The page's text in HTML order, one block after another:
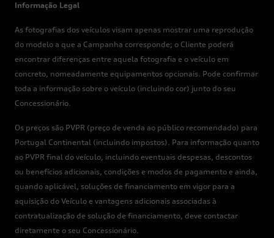
Informação Legal
As fotografias dos veículos visam apenas mostrar uma reprodução
do modelo a que a Campanha corresponde; o Cliente poderá
encontrar diferenças entre aquela fotografia e o veículo em
concreto, nomeadamente equipamentos opcionais. Pode confirmar
toda a informação sobre o veículo (incluindo cor) junto do seu
Concessionário.
Os preços são PVPR (preço de venda ao público recomendado) para
Portugal Continental (incluindo impostos). Para informação quanto
ao PVPR final do veículo, incluindo eventuais despesas, descontos
ou benefícios adicionais, condições e modos de pagamento e ainda,
quando aplicável, soluções de financiamento em vigor para a
aquisição do Veículo e vantagens adicionais associadas à
contratualização de solução de financiamento, deve contactar
diretamente o seu Concessionário.